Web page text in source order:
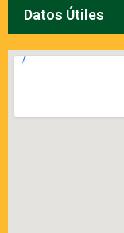
Datos Útiles